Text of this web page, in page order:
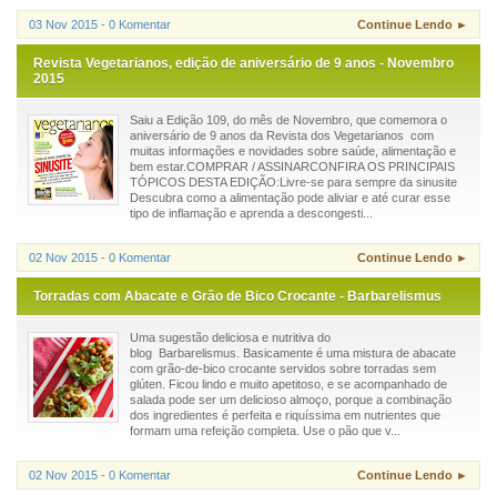
03 Nov 2015 - 0 Komentar Continue Lendo ►
Revista Vegetarianos, edição de aniversário de 9 anos - Novembro
2015
Saiu a Edição 109, do mês de Novembro, que comemora o
aniversário de 9 anos da Revista dos Vegetarianos com
muitas informações e novidades sobre saúde, alimentação e
bem estar.COMPRAR / ASSINARCONFIRA OS PRINCIPAIS
TÓPICOS DESTA EDIÇÃO:Livre-se para sempre da sinusite
Descubra como a alimentação pode aliviar e até curar esse
tipo de inflamação e aprenda a descongesti...
02 Nov 2015 - 0 Komentar Continue Lendo ►
Torradas com Abacate e Grão de Bico Crocante - Barbarelismus
Uma sugestão deliciosa e nutritiva do
blog Barbarelismus. Basicamente é uma mistura de abacate
com grão-de-bico crocante servidos sobre torradas sem
glúten. Ficou lindo e muito apetitoso, e se acompanhado de
salada pode ser um delicioso almoço, porque a combinação
dos ingredientes é perfeita e riquíssima em nutrientes que
formam uma refeição completa. Use o pão que v...
02 Nov 2015 - 0 Komentar Continue Lendo ►